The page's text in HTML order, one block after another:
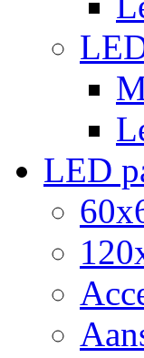
LED